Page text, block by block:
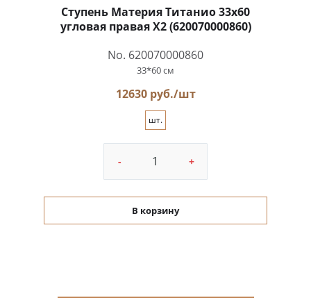
Ступень Материя Титанио 33x60
угловая правая X2 (620070000860)
No. 620070000860
33*60 см
12630 руб./шт
шт.
- +
В корзину